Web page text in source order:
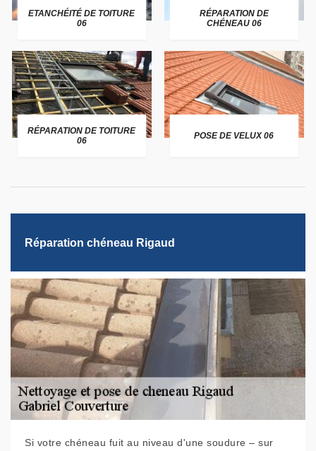
ETANCHÉITÉ DE TOITURE
06
RÉPARATION DE
CHÉNEAU 06
RÉPARATION DE TOITURE
06
POSE DE VELUX 06
Réparation chéneau Rigaud
Si votre chéneau fuit au niveau d'une soudure – sur